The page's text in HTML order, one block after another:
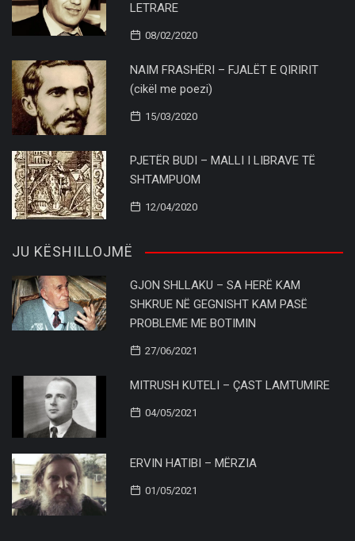
LETRARE
08/02/2020
NAIM FRASHËRI – FJALËT E QIRIRIT
(cikël me poezi)
15/03/2020
PJETËR BUDI – MALLI I LIBRAVE TË
SHTAMPUOM
12/04/2020
JU KËSHILLOJMË
GJON SHLLAKU – SA HERË KAM
SHKRUE NË GEGNISHT KAM PASË
PROBLEME ME BOTIMIN
27/06/2021
MITRUSH KUTELI – ÇAST LAMTUMIRE
04/05/2021
ERVIN HATIBI – MËRZIA
01/05/2021